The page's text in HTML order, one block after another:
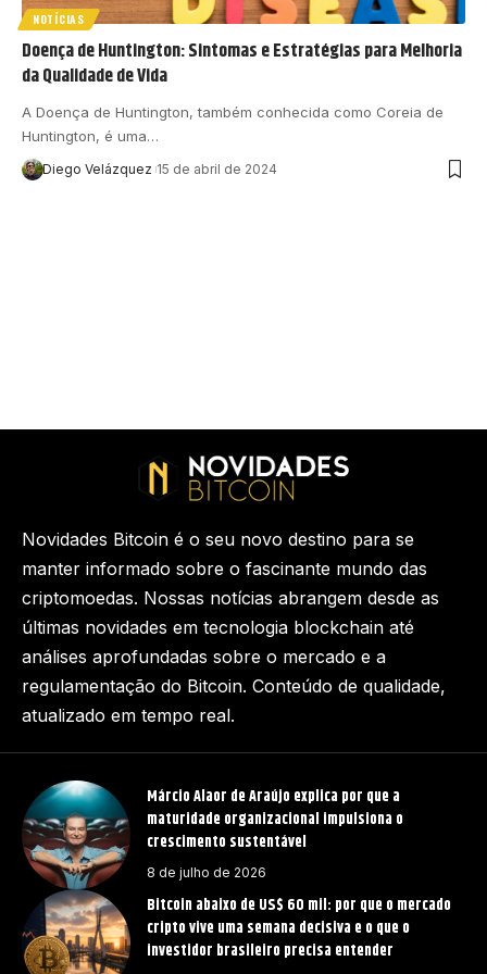
NOTÍCIAS
Doença de Huntington: Sintomas e Estratégias para Melhoria
da Qualidade de Vida
A Doença de Huntington, também conhecida como Coreia de
Huntington, é uma…
Diego Velázquez 15 de abril de 2024
Márcio Alaor de Araújo explica por que a
maturidade organizacional impulsiona o
crescimento sustentável
8 de julho de 2026
Bitcoin abaixo de US$ 60 mil: por que o mercado
cripto vive uma semana decisiva e o que o
investidor brasileiro precisa entender
Novidades Bitcoin é o seu novo destino para se
manter informado sobre o fascinante mundo das
criptomoedas. Nossas notícias abrangem desde as
últimas novidades em tecnologia blockchain até
análises aprofundadas sobre o mercado e a
regulamentação do Bitcoin. Conteúdo de qualidade,
atualizado em tempo real.